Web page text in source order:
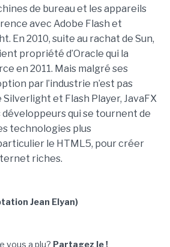
de bureau et les appareils
avec Adobe Flash et
En 2010, suite au rachat de Sun,
propriété d’Oracle qui la
en 2011. Mais malgré ses
par l’industrie n’est pas
et Flash Player, JavaFX
développeurs qui se tournent de
technologies plus
le HTML5, pour créer
riches.
Jean Elyan)
vous a plu? Partagez le !